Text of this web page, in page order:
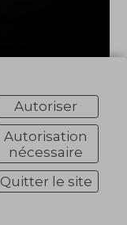
Autoriser
Autorisation
nécessaire
Quitter le site